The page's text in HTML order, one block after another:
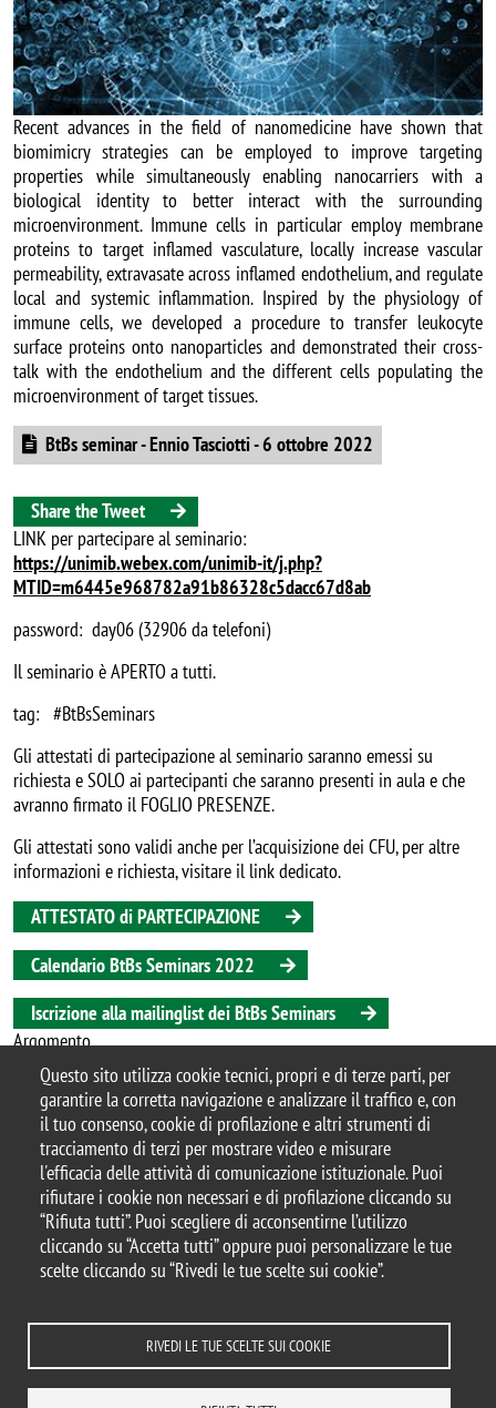
Questo sito utilizza cookie tecnici, propri e di terze parti, per
garantire la corretta navigazione e analizzare il traffico e, con
il tuo consenso, cookie di profilazione e altri strumenti di
tracciamento di terzi per mostrare video e misurare
l'efficacia delle attività di comunicazione istituzionale. Puoi
rifiutare i cookie non necessari e di profilazione cliccando su
“Rifiuta tutti”. Puoi scegliere di acconsentirne l’utilizzo
cliccando su “Accetta tutti” oppure puoi personalizzare le tue
scelte cliccando su “Rivedi le tue scelte sui cookie”.
RIVEDI LE TUE SCELTE SUI COOKIE
Recent advances in the field of nanomedicine have shown that
biomimicry strategies can be employed to improve targeting
properties while simultaneously enabling nanocarriers with a
biological identity to better interact with the surrounding
microenvironment. Immune cells in particular employ membrane
proteins to target inflamed vasculature, locally increase vascular
permeability, extravasate across inflamed endothelium, and regulate
local and systemic inflammation. Inspired by the physiology of
immune cells, we developed a procedure to transfer leukocyte
surface proteins onto nanoparticles and demonstrated their cross-
talk with the endothelium and the different cells populating the
microenvironment of target tissues.
Document
BtBs seminar - Ennio Tasciotti - 6 ottobre 2022
Share the Tweet
LINK per partecipare al seminario:
https://unimib.webex.com/unimib-it/j.php?
MTID=m6445e968782a91b86328c5dacc67d8ab
password: day06 (32906 da telefoni)
Il seminario è APERTO a tutti.
tag: #BtBsSeminars
Gli attestati di partecipazione al seminario saranno emessi su
richiesta e SOLO ai partecipanti che saranno presenti in aula e che
avranno firmato il FOGLIO PRESENZE.
Gli attestati sono validi anche per l’acquisizione dei CFU, per altre
informazioni e richiesta, visitare il link dedicato.
ATTESTATO di PARTECIPAZIONE
Calendario BtBs Seminars 2022
Iscrizione alla mailinglist dei BtBs Seminars
Argomento
seminario
© 2025 Università degli Studi di Milano-Bicocca
Piazza dell'Ateneo Nuovo, 1 - 20126, Milano
Casella PEC:ateneo.bicocca@pec.unimib.it
P.I. 12621570154 |
redazioneweb.btbs@unimib.it